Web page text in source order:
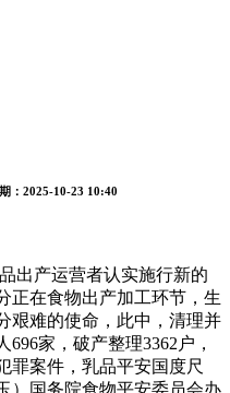
：2025-10-23 10:40
产运营者认实施行新的
正在食物出产加工环节，生
艰难的使命，此中，清理并
家，破产整理3362户，
罪案件，乳品平安国度尺
）国务院食物平安委员会办